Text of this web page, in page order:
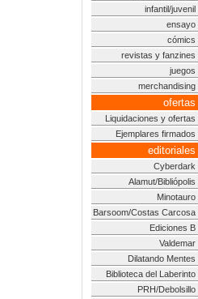
infantil/juvenil
ensayo
cómics
revistas y fanzines
juegos
merchandising
ofertas
Liquidaciones y ofertas
Ejemplares firmados
editoriales
Cyberdark
Alamut/Bibliópolis
Minotauro
Barsoom/Costas Carcosa
Ediciones B
Valdemar
Dilatando Mentes
Biblioteca del Laberinto
PRH/Debolsillo